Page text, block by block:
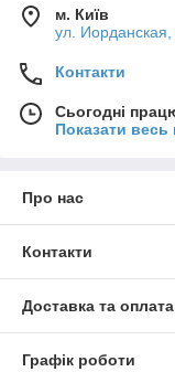
м. Київ
ул.
Контакти
Сьогодні
Показати весь
Про нас
Контакти
Доставка та оплата
Графік роботи